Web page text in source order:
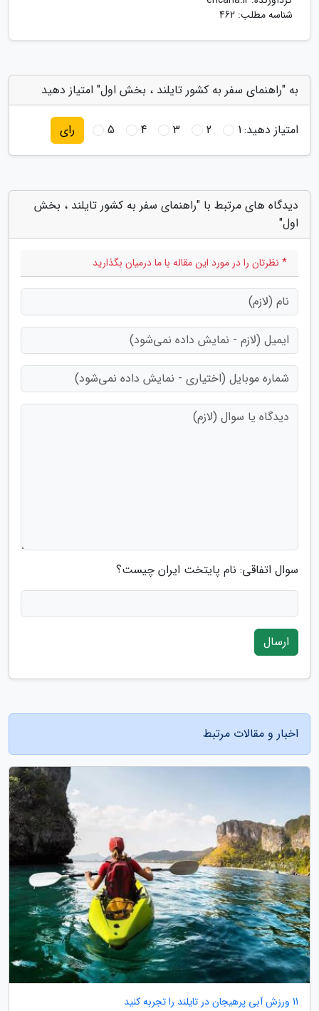
شناسه مطلب: 462
به "راهنمای سفر به کشور تایلند ، بخش اول" امتیاز دهید
امتیاز دهید:1
2
3
4
5 رای
دیدگاه های مرتبط با "راهنمای سفر به کشور تایلند ، بخش
اول"
* نظرتان را در مورد این مقاله با ما درمیان بگذارید
سوال اتفاقی: نام پایتخت ایران چیست؟
ارسال
اخبار و مقالات مرتبط
11 ورزش آبی پرهیجان در تایلند را تجربه کنید